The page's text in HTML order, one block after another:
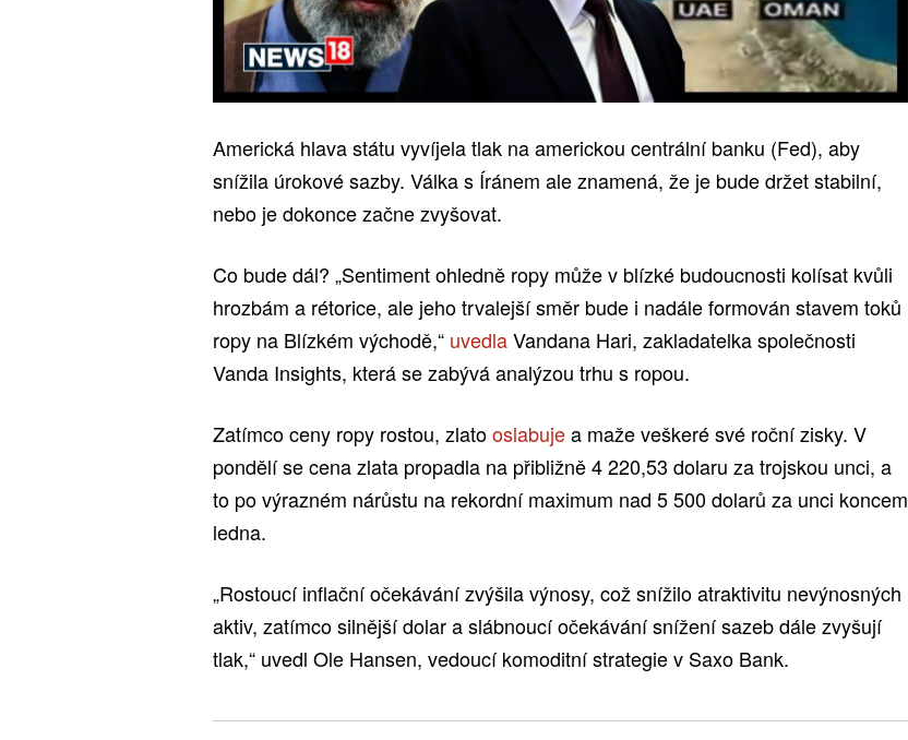
Americká hlava státu vyvíjela tlak na americkou centrální banku (Fed), aby
snížila úrokové sazby. Válka s Íránem ale znamená, že je bude držet stabilní,
nebo je dokonce začne zvyšovat.
Co bude dál? „Sentiment ohledně ropy může v blízké budoucnosti kolísat kvůli
hrozbám a rétorice, ale jeho trvalejší směr bude i nadále formován stavem toků
ropy na Blízkém východě,“ uvedlaVandana Hari, zakladatelka společnosti
Vanda Insights, která se zabývá analýzou trhu s ropou.
Zatímco ceny ropy rostou, zlatooslabujea maže veškeré své roční zisky. V
pondělí se cena zlata propadla na přibližně 4 220,53 dolaru za trojskou unci, a
to po výrazném nárůstu na rekordní maximum nad 5 500 dolarů za unci koncem
ledna.
„Rostoucí inflační očekávání zvýšila výnosy, což snížilo atraktivitu nevýnosných
aktiv, zatímco silnější dolar a slábnoucí očekávání snížení sazeb dále zvyšují
tlak,“ uvedl Ole Hansen, vedoucí komoditní strategie v Saxo Bank.